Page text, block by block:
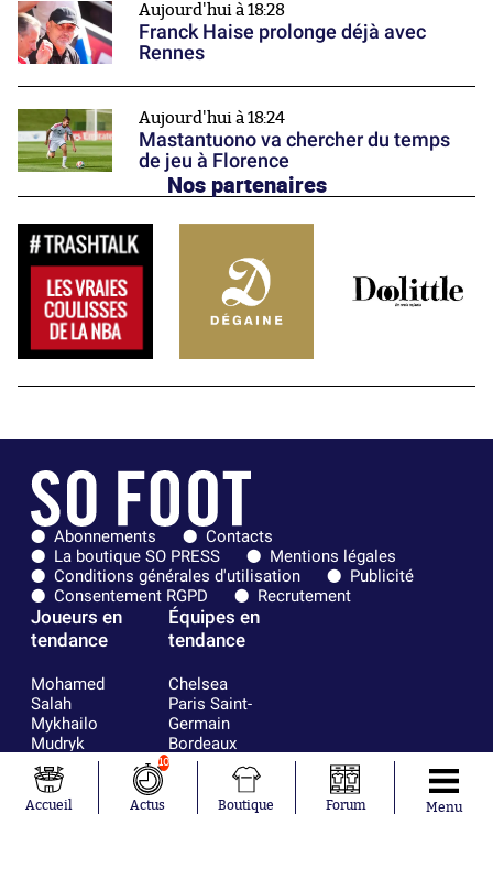
Aujourd'hui à 18:28
Franck Haise prolonge déjà avec
Rennes
Aujourd'hui à 18:24
Mastantuono va chercher du temps
de jeu à Florence
Nos partenaires
Abonnements
Contacts
La boutique SO PRESS
Mentions légales
Conditions générales d'utilisation
Publicité
Consentement RGPD
Recrutement
Joueurs en
tendance
Mohamed
Salah
Mykhailo
Mudryk
Neymar
Khalis Merah
Loïs Openda
Équipes en
tendance
Chelsea
Paris Saint-
Germain
Bordeaux
Olympique
Accueil
10
Actus Boutique Forum Menu